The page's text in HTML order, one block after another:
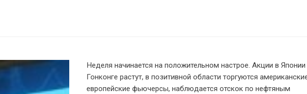
Неделя начинается на положительном настрое. Акции в Японии
Гонконге растут, в позитивной области торгуются
европейские фьючерсы, наблюдается отскок по нефтяным